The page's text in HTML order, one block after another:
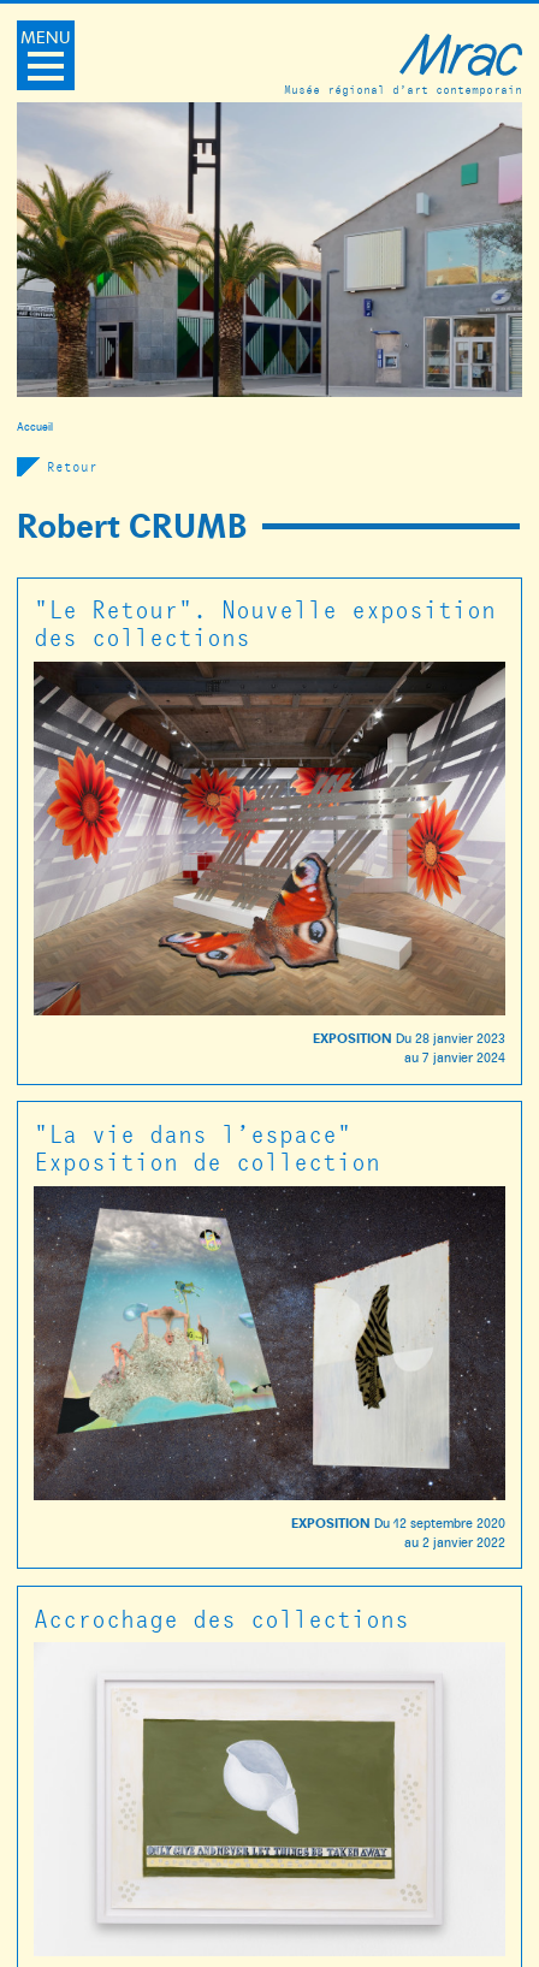
MENU
Musée régional d’art contemporain
Accueil
Retour
Robert CRUMB
"Le Retour". Nouvelle exposition
des collections
EXPOSITION Du 28 janvier 2023
au 7 janvier 2024
"La vie dans l’espace"
Exposition de collection
EXPOSITION Du 12 septembre 2020
au 2 janvier 2022
Accrochage des collections